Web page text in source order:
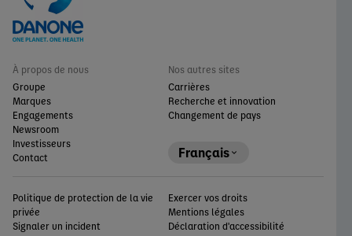
À propos de nous
Groupe
Marques
Engagements
Newsroom
Investisseurs
Contact
Nos autres sites
Carrières
Recherche et innovation
Changement de pays
Français
Politique de protection de la vie
privée
Signaler un incident
Exercer vos droits
Mentions légales
Déclaration d'accessibilité